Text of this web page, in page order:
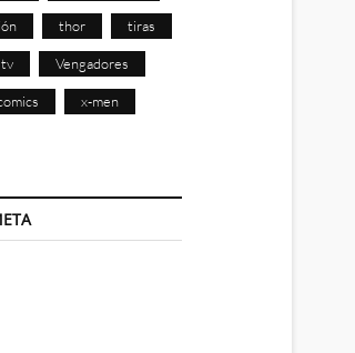
thor tiras
tv Vengadores
x-men